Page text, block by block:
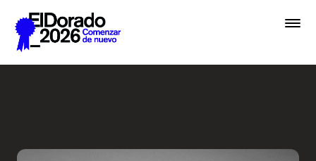
Saltar al contenido principal